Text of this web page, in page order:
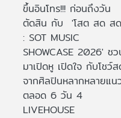
ขึ้นอินโทร!!! ก่อนถึงวัน
ตัดสิน กับ 'โสต สด สด
: SOT MUSIC
SHOWCASE 2026' ช
มาเปิดหู เปิดใจ กับโชว์
จากศิลปินหลากหลายแน
ตลอด 6 วัน 4
LIVEHOUSE